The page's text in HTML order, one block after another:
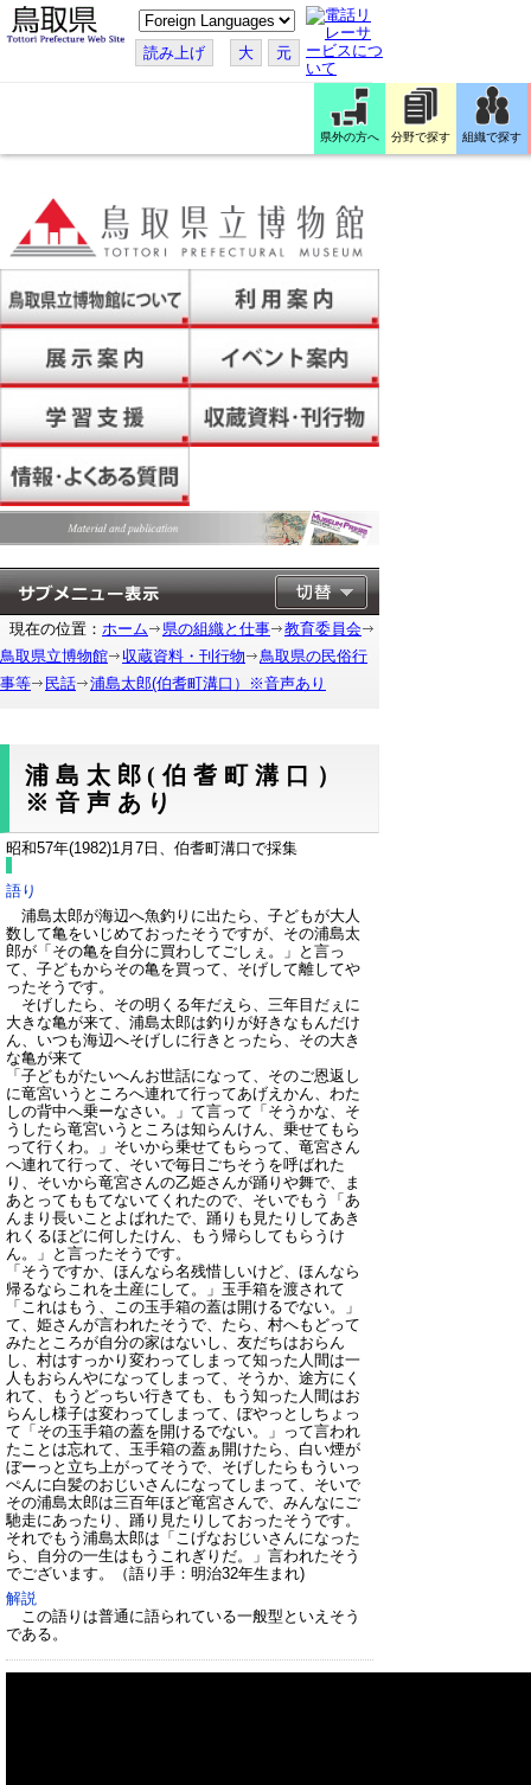
こ
の
ペ
ー
す
読み上げ 大 元
県外の方へ 分野で探す 組織で探す
現在の位置： ホーム 県の組織と仕事
教育委員会
鳥取県立博物館
収蔵資料・刊行物
鳥取県の民俗行
事等
民話 浦島太郎(伯耆町溝口）※音声あり
浦島太郎(伯耆町溝口）
※音声あり
昭和57年(1982)1月7日、伯耆町溝口で採集
語り
浦島太郎が海辺へ魚釣りに出たら、子どもが大人
数して亀をいじめておったそうですが、その浦島太
郎が「その亀を自分に買わしてごしぇ。」と言っ
て、子どもからその亀を買って、そげして離してや
ったそうです。
そげしたら、その明くる年だえら、三年目だぇに
大きな亀が来て、浦島太郎は釣りが好きなもんだけ
ん、いつも海辺へそげしに行きとったら、その大き
な亀が来て
「子どもがたいへんお世話になって、そのご恩返し
に竜宮いうところへ連れて行ってあげえかん、わた
しの背中へ乗ーなさい。」て言って「そうかな、そ
うしたら竜宮いうところは知らんけん、乗せてもら
って行くわ。」そいから乗せてもらって、竜宮さん
へ連れて行って、そいで毎日ごちそうを呼ばれた
り、そいから竜宮さんの乙姫さんが踊りや舞で、ま
あとってももてないてくれたので、そいでもう「あ
んまり長いことよばれたで、踊りも見たりしてあき
れくるほどに何したけん、もう帰らしてもらうけ
ん。」と言ったそうです。
「そうですか、ほんなら名残惜しいけど、ほんなら
帰るならこれを土産にして。」玉手箱を渡されて
「これはもう、この玉手箱の蓋は開けるでない。」
て、姫さんが言われたそうで、たら、村へもどって
みたところが自分の家はないし、友だちはおらん
し、村はすっかり変わってしまって知った人間は一
人もおらんやになってしまって、そうか、途方にく
れて、もうどっちい行きても、もう知った人間はお
らんし様子は変わってしまって、ぼやっとしちょっ
て「その玉手箱の蓋を開けるでない。」って言われ
たことは忘れて、玉手箱の蓋ぁ開けたら、白い煙が
ぼーっと立ち上がってそうで、そげしたらもういっ
ぺんに白髪のおじいさんになってしまって、そいで
その浦島太郎は三百年ほど竜宮さんで、みんなにご
馳走にあったり、踊り見たりしておったそうです。
それでもう浦島太郎は「こげなおじいさんになった
ら、自分の一生はもうこれぎりだ。」言われたそう
でございます。
（語り手：明治32年生まれ)
解説
この語りは普通に語られている一般型といえそう
である。